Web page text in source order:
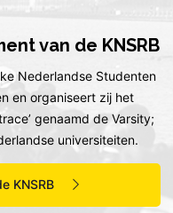
van de KNSRB
Nederlandse Studenten
en organiseert zij het
genaamd de Varsity;
universiteiten.
KNSRB